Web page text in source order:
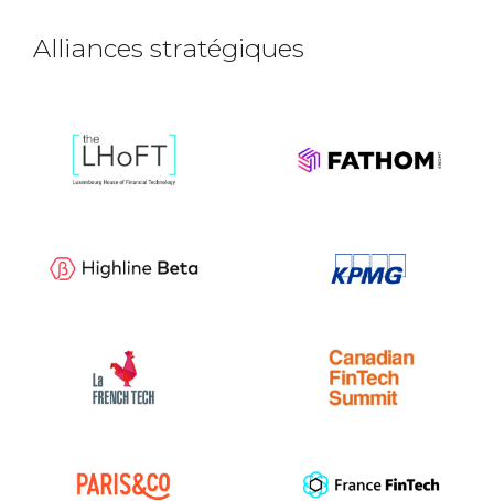
Alliances stratégiques